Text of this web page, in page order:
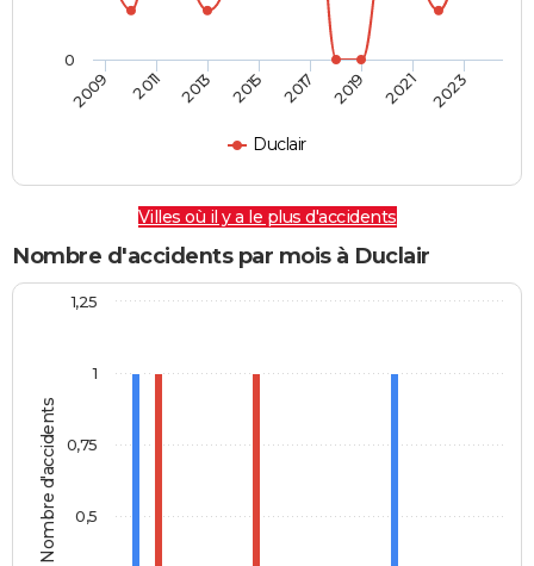
Duclair
2009 2011 2013 2015 2017 2019 2021 2023
0
Villes où il y a le plus d'accidents
Nombre d'accidents par mois à Duclair
Nombre d'accidents
1
0,5
0,75
1,25